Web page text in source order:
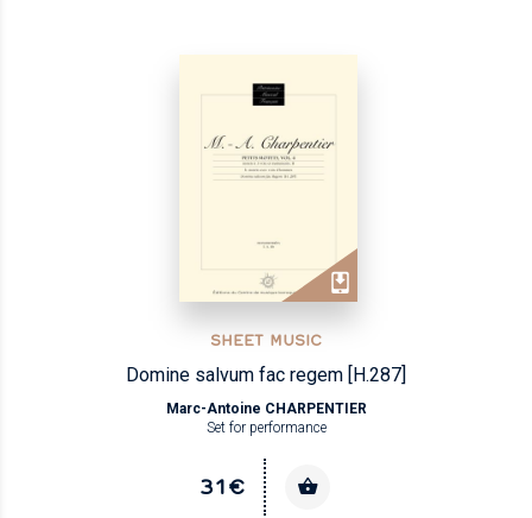
SHEET MUSIC
Domine salvum fac regem [H.287]
Marc-Antoine CHARPENTIER
Set for performance
31€